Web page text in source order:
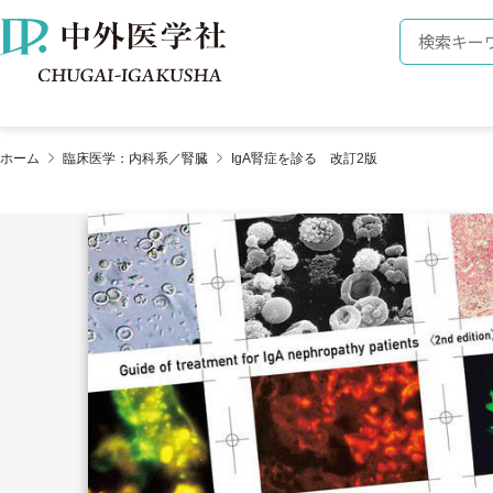
株式会社 中外医学社 検索キーワ
ホーム 臨床医学：内科系／腎臓 IgA腎症を診る 改訂2版